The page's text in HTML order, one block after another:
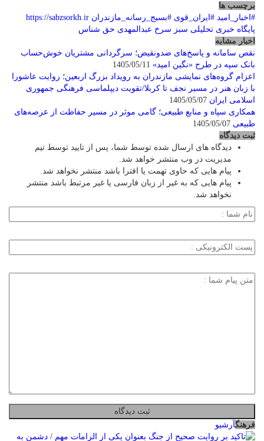
برچسب ها
#اخبار_امید #ایران_قوی #بسیج_رسانه_مازندران https://sabzsorkh.ir
پایگاه خبری تحلیلی سبز سرخ عبدالمهدی حق شناس
اخبار مشابه
نقص سامانه و پاسخ‌های ضدونقیض؛ سرگردانی مشتریان خوش‌حساب
بانک سپه در طرح «نگین امید»
اعزام گروه‌های نمایشی مازندران به رویداد بزرگ اربعین؛ روایت عاشورا
با زبان هنر در مسیر نجف تا کربلا/تقویت دیپلماسی فرهنگی جمهوری
اسلامی ایران
همکاری سپاه و منابع طبیعی؛ گامی موثر در مسیر حفاظت از عرصه‌های
طبیعی
ثبت دیدگاه
دیدگاه های ارسال شده توسط شما، پس از تایید توسط تیم
مدیریت در وب منتشر خواهد شد.
پیام هایی که حاوی تهمت یا افترا باشد منتشر نخواهد شد.
پیام هایی که به غیر از زبان فارسی یا غیر مرتبط باشد منتشر
نخواهد شد.
فرهنگآرشیو